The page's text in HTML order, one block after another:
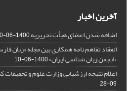
آخرین اخبار
اضافه شدن اعضای هیأت تحریریه1400-06-10
انعقاد تفاهم نامه همکاری بین مجله «زبان
«انجمن زبان شناسی ایران»1400-06-10
اعلام نتیجه ارزشیابی وزارت علوم و تحقیقات
09-28